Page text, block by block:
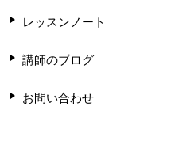
レッスンノート
講師のブログ
お問い合わせ